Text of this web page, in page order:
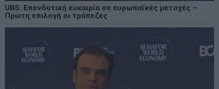
UBS: Επενδυτική ευκαιρία σε ευρωπαϊκές μετοχές –
Πρώτη επιλογή οι τράπεζες